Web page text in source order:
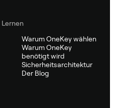
Lernen
Warum OneKey wählen
Warum OneKey
benötigt wird
Sicherheitsarchitektur
Der Blog